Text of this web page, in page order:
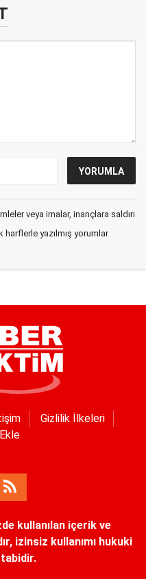
veya imalar, inançlara saldırı
harflerle yazılmış yorumlar
Gizlilik İlkeleri
kullanılan içerik ve
izinsiz kullanımı hukuki
tabidir.